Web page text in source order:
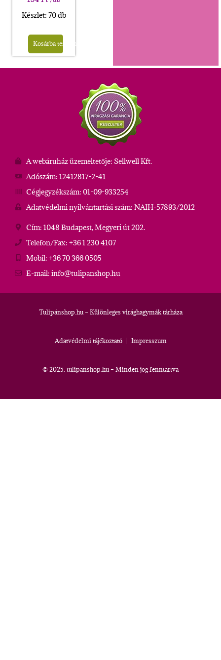
Készlet: 70 db
Kosárba teszem
A webáruház üzemeltetője: Sellwell Kft.
Adószám: 12412817-2-41
Cégjegyzékszám: 01-09-933254
Adatvédelmi nyilvántartási szám: NAIH-57893/2012
Cím: 1048 Budapest, Megyeri út 202.
Telefon/Fax: +36 1 230 4107
Mobil: +36 70 366 0505
E-mail: info@tulipanshop.hu
Tulipánshop.hu – Különleges virághagymák tárháza
Adatvédelmi tájékoztató| Impresszum
© 2025. tulipanshop.hu – Minden jog fenntartva